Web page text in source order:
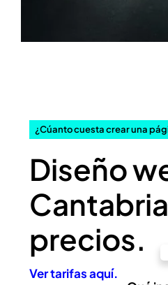
¿Cúanto cuesta crear una
Diseño
precios.
Ver tarifas aquí.